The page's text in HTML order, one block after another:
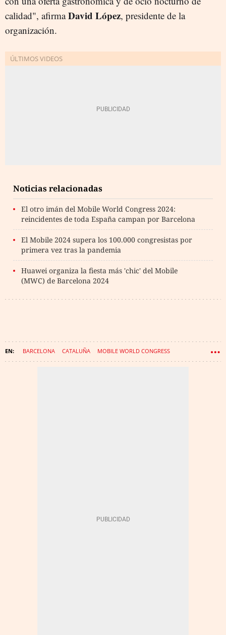
calidad", afirmaDavid López, presidente de la
organización.
Noticias relacionadas
El otro imán del Mobile World Congress 2024:
reincidentes de toda España campan por Barcelona
El Mobile 2024 supera los 100.000 congresistas por
primera vez tras la pandemia
Huawei organiza la fiesta más 'chic' del Mobile
(MWC) de Barcelona 2024
BARCELONA CATALUÑA MOBILE WORLD CONGRESS